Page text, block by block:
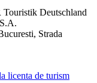
Touristik Deutschland
Strada
licenta de turism